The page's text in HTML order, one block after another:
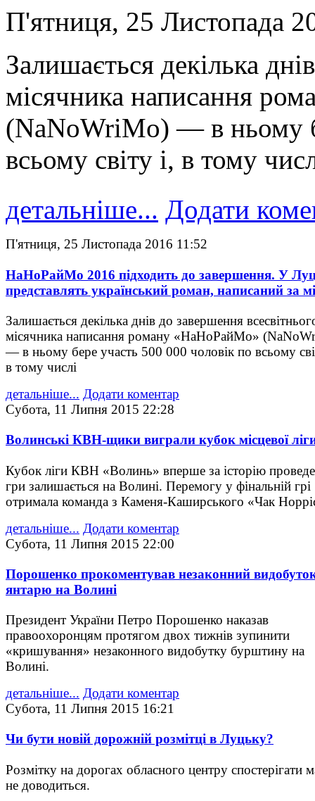
П'ятниця, 25 Листопада
Залишається декілька
місячника написання
(NaNoWriMo) — в ньому
всьому світу і, в тому
детальніше... Додати
П'ятниця, 25 Листопада 2016 11:52
НаНоРайМо 2016 підходить до завершення. У
представлять український роман, написаний за
Залишається декілька днів до завершення
місячника написання роману «НаНоРайМо»
— в ньому бере участь 500 000 чоловік по всьому
в тому числі
детальніше... Додати коментар
Субота, 11 Липня 2015 22:28
Волинські КВН-щики виграли кубок місцевої
Кубок ліги КВН «Волинь» вперше за історію
гри залишається на Волині. Перемогу у фінальній грі
отримала команда з Каменя-Каширського «Чак
детальніше... Додати коментар
Субота, 11 Липня 2015 22:00
Порошенко прокоментував незаконний
янтарю на Волині
Президент України Петро Порошенко наказав
правоохоронцям протягом двох тижнів зупинити
«кришування» незаконного видобутку бурштину на
Волині.
детальніше... Додати коментар
Субота, 11 Липня 2015 16:21
Чи бути новій дорожній розмітці в Луцьку?
Розмітку на дорогах обласного центру спостерігати
не доводиться.